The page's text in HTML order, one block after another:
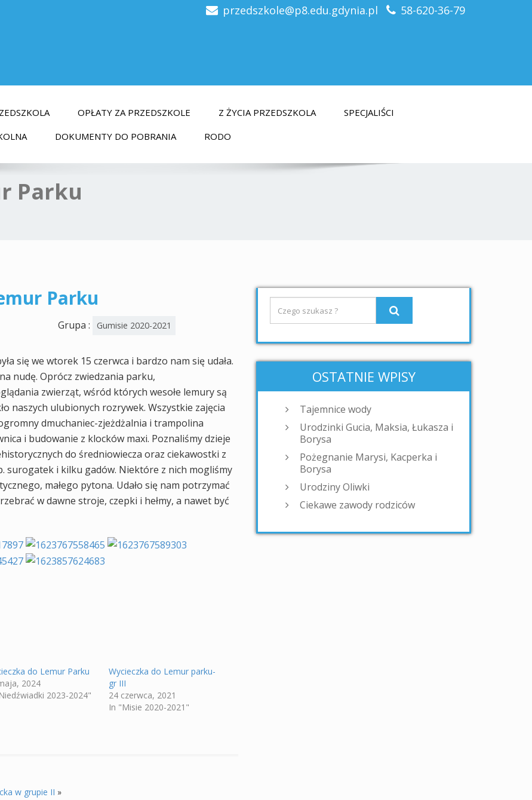
przedszkole@p8.edu.gdynia.pl 58-620-36-79
OPŁATY ZA PRZEDSZKOLE Z ŻYCIA PRZEDSZKOLA
SPECJALIŚCI
DOKUMENTY DO POBRANIA RODO
Parku
Parku
Grupa : Gumisie 2020-2021
się we wtorek 15 czerwca i bardzo nam się udała.
nudę. Oprócz zwiedzania parku,
zwierząt, wśród których wesołe lemury są
naszych ulubionych rozrywek. Wszystkie zajęcia
dmuchaniec-zjeżdżalnia i trampolina
i budowanie z klocków maxi. Poznaliśmy dzieje
do średniowiecza oraz ciekawostki z
surogatek i kilku gadów. Niektóre z nich mogliśmy
małego pytona. Udało się nam potrzymać
w dawne stroje, czepki i hełmy, a nawet być
do Lemur Parku
2024
2023-2024"
Wycieczka do Lemur parku-
gr III
24 czerwca, 2021
In "Misie 2020-2021"
w grupie II »
OSTATNIE WPISY
Tajemnice wody
Urodzinki Gucia, Maksia, Łukasza i
Borysa
Pożegnanie Marysi, Kacperka i
Borysa
Urodziny Oliwki
Ciekawe zawody rodziców